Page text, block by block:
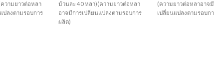
วามยาวต่อหลา
ปลงตามรอบการ
ม้วนละ 40 หลา)(ความยาวต่อหลา
อาจมีการเปลี่ยนแปลงตามรอบการ
ผลิต)
(ความยาวต่อหลาอาจ
เปลี่ยนแปลงตามรอบก